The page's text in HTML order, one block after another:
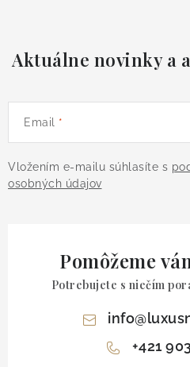
Aktuálne novinky a
Email
Vložením e-mailu súhlasíte s
osobných údajov
Pomôžeme
Potrebujete s niečím
info@
+421